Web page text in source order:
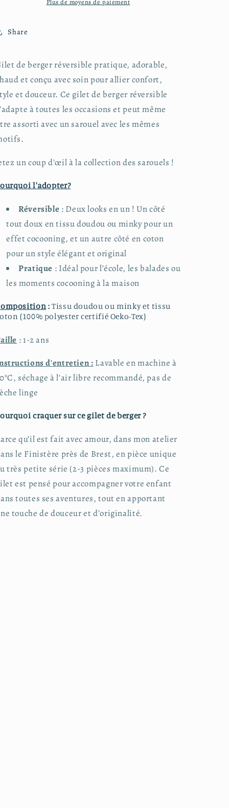
1-
Plus de moyens de paiement
Share
de berger réversible pratique, adorable,
et conçu avec soin pour allier confort,
et douceur. Ce gilet de berger réversible
à toutes les occasions et peut même
assorti avec un sarouel avec les mêmes
un coup d'œil à la collection des sarouels !
l'adopter?
Réversible : Deux looks en un ! Un côté
tout doux en tissu doudou ou minky pour un
effet cocooning, et un autre côté en coton
pour un style élégant et original
Pratique : Idéal pour l’école, les balades ou
les moments cocooning à la maison
:Tissu doudou ou minky et tissu
(100% polyester certifié Oeko-Tex)
: 1-2 ans
d'entretien : Lavable en machine à
séchage à l’air libre recommandé, pas de
linge
craquer sur ce gilet de berger ?
qu’il est fait avec amour, dans mon atelier
le Finistère près de Brest, en pièce unique
très petite série (2-3 pièces maximum). Ce
est pensé pour accompagner votre enfant
toutes ses aventures, tout en apportant
touche de douceur et d’originalité.